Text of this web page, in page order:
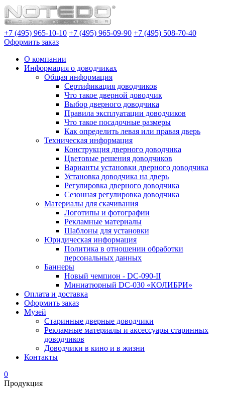
+7 (495) 965-10-10 +7 (495) 965-09-90 +7 (495) 508-70-40
Оформить заказ
О компании
Информация о доводчиках
Общая информация
Сертификация доводчиков
Что такое дверной доводчик
Выбор дверного доводчика
Правила эксплуатации доводчиков
Что такое посадочные размеры
Как определить левая или правая дверь
Техническая информация
Конструкция дверного доводчика
Цветовые решения доводчиков
Варианты установки дверного доводчика
Установка доводчика на дверь
Регулировка дверного доводчика
Сезонная регулировка доводчика
Материалы для скачивания
Логотипы и фотографии
Рекламные материалы
Шаблоны для установки
Юридическая информация
Политика в отношении обработки
персональных данных
Баннеры
Новый чемпион - DC-090-II
Миниатюрный DC-030 «КОЛИБРИ»
Оплата и доставка
Оформить заказ
Музей
Старинные дверные доводчики
Рекламные материалы и аксессуары старинных
доводчиков
Доводчики в кино и в жизни
Контакты
0
Продукция